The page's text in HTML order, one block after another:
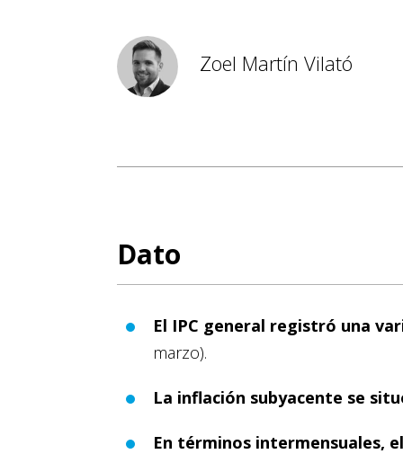
Zoel Martín Vilató
Dato
El IPC general registró una
marzo).
La inflación subyacente se
En términos intermensuales,